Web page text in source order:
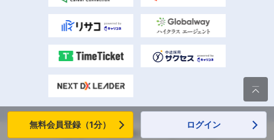
Copyright (C) Globalway, Inc. All rights reserved.

無料会員登録（1分） ログイン